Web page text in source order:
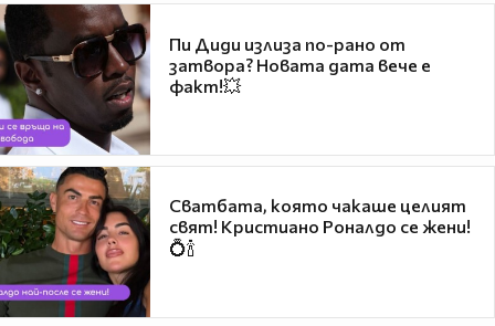
Пи Диди излиза по-рано от
затвора? Новата дата вече е
факт!💥
Сватбата, която чакаше целият
свят! Кристиано Роналдо се жени!
💍🍾